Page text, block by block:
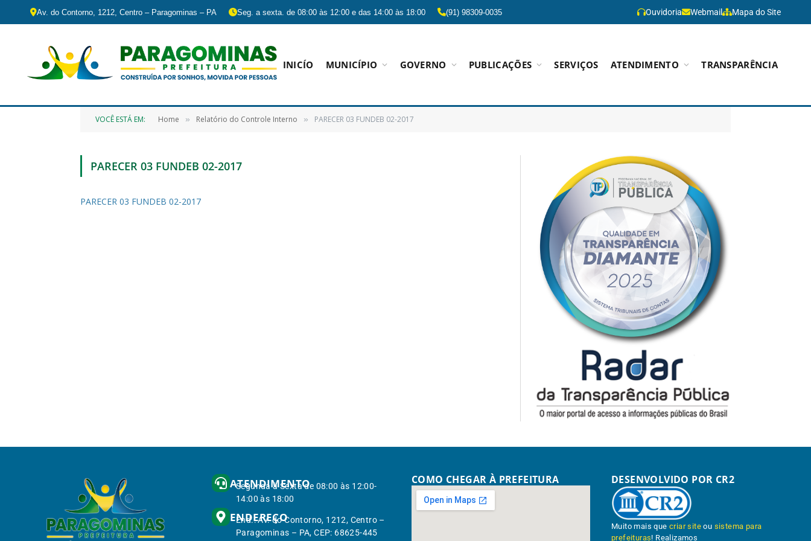
Av. do Contorno, 1212, Centro – Paragominas – PA Seg. a sexta. de 08:00 às 12:00 e das 14:00 às 18:00 (91) 98309-0035 Ouvidoria Webmail Mapa do Site
INICÍO MUNICÍPIO GOVERNO PUBLICAÇÕES SERVIÇOS ATENDIMENTO TRANSPARÊNCIA
VOCÊ ESTÁ EM: Home » Relatório do Controle Interno » PARECER 03 FUNDEB 02-2017
PARECER 03 FUNDEB 02-2017
PARECER 03 FUNDEB 02-2017
ATENDIMENTO
Segunda à Sexta de 08:00 às 12:00-
14:00 às 18:00
ENDEREÇO
End.: Av. do Contorno, 1212, Centro –
Paragominas – PA, CEP: 68625-445
COMO CHEGAR À PREFEITURA DESENVOLVIDO POR CR2
Muito mais quecriar site ou sistema para
prefeituras! Realizamos